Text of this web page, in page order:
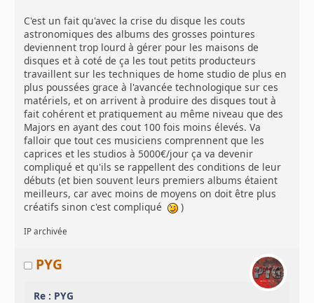
C'est un fait qu'avec la crise du disque les couts
astronomiques des albums des grosses pointures
deviennent trop lourd à gérer pour les maisons de
disques et à coté de ça les tout petits producteurs
travaillent sur les techniques de home studio de plus en
plus poussées grace à l'avancée technologique sur ces
matériels, et on arrivent à produire des disques tout à
fait cohérent et pratiquement au même niveau que des
Majors en ayant des cout 100 fois moins élevés. Va
falloir que tout ces musiciens comprennent que les
caprices et les studios à 5000€/jour ça va devenir
compliqué et qu'ils se rappellent des conditions de leur
débuts (et bien souvent leurs premiers albums étaient
meilleurs, car avec moins de moyens on doit être plus
créatifs sinon c'est compliqué
)
IP archivée
PYG
Re : PYG